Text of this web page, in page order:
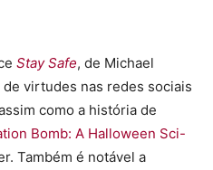
Stay Safe, de Michael
de virtudes nas redes sociais
como a história de
Bomb: A Halloween Sci-
Também é notável a